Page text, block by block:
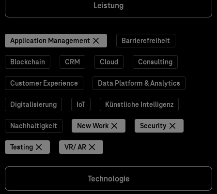
Leistung
Application Management Barrierefreiheit
Blockchain CRM Cloud Consulting
Customer Experience Data Platform & Analytics
Digitalisierung IoT Künstliche Intelligenz
Nachhaltigkeit New Work Security
Testing VR/ AR
Technologie